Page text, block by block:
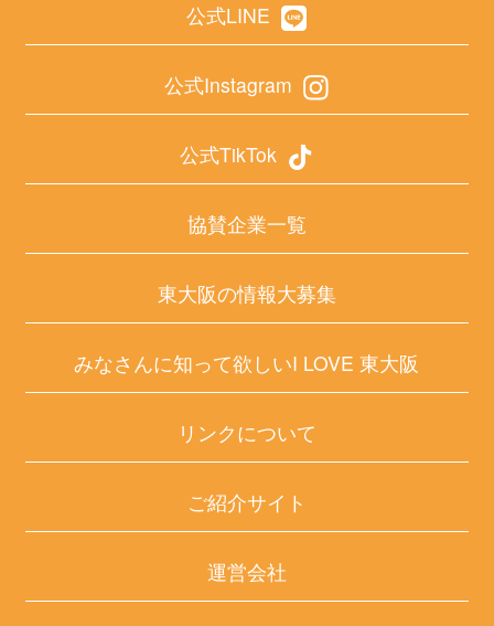
公式LINE
公式Instagram
公式TikTok
協賛企業一覧
東大阪の情報大募集
みなさんに知って欲しいI LOVE 東大阪
リンクについて
ご紹介サイト
運営会社